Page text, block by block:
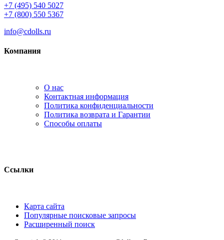
+7 (495) 540 5027
+7 (800) 550 5367
info@cdolls.ru
Компания
О нас
Контактная информация
Политика конфиденциальности
Политика возврата и Гарантии
Способы оплаты
Ссылки
Карта сайта
Популярные поисковые запросы
Расширенный поиск